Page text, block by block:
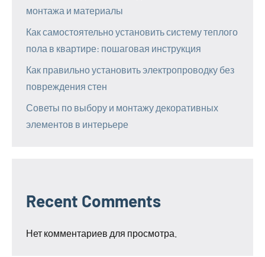
монтажа и материалы
Как самостоятельно установить систему теплого
пола в квартире: пошаговая инструкция
Как правильно установить электропроводку без
повреждения стен
Советы по выбору и монтажу декоративных
элементов в интерьере
Recent Comments
Нет комментариев для просмотра.